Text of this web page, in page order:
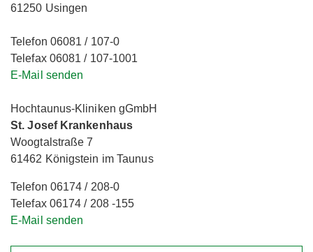
61250 Usingen
Telefon 06081 / 107-0
Telefax 06081 / 107-1001
E-Mail senden
Hochtaunus-Kliniken gGmbH
St. Josef Krankenhaus
Woogtalstraße 7
61462 Königstein im Taunus
Telefon 06174 / 208-0
Telefax 06174 / 208 -155
E-Mail senden